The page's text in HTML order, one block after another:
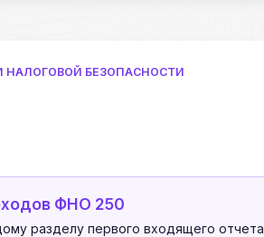
НАЛОГОВОЙ БЕЗОПАСНОСТИ
ФНО 250
разделу первого входящего отчета